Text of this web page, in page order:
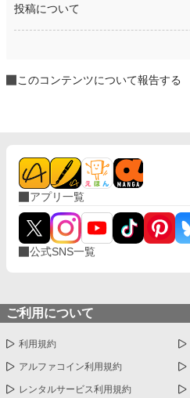
投稿について
このコンテンツについて報告する
アプリ一覧
公式SNS一覧
ご利用について
利用規約
アルファコイン利用規約
レンタルサービス利用規約